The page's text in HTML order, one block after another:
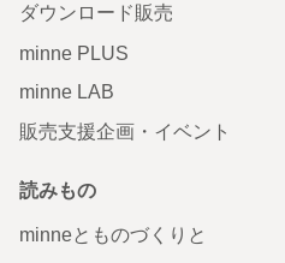
ダウンロード販売
minne PLUS
minne LAB
販売支援企画・イベント
読みもの
minneとものづくりと